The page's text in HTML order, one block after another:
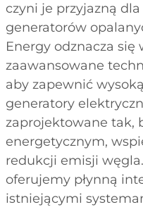
czyni je przyjazną
generatorów
Energy odznacza
zaawansowane
aby zapewnić
generatory
zaprojektowane tak,
energetycznym,
redukcji emisji
oferujemy płynną
istniejącymi